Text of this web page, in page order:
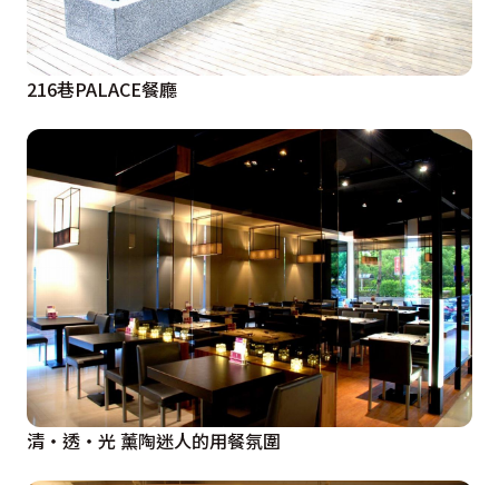
216巷PALACE餐廳
清‧透‧光 薰陶迷人的用餐氛圍